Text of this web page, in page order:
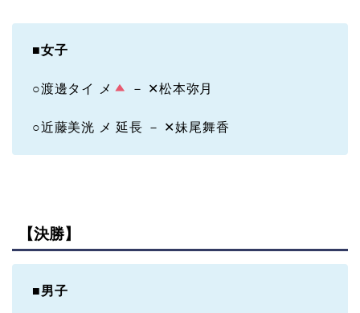
■女子
○渡邊タイ メ － ✕松本弥月
○近藤美洸 メ 延長 － ✕妹尾舞香
【決勝】
■男子